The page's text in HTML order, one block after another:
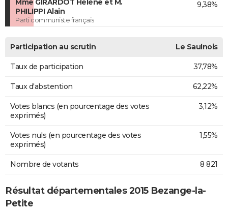
Mme GIRARDOT Hélène et M.
PHILIPPI Alain
Parti communiste français
9,38%
Participation au scrutin Le Saulnois
Taux de participation 37,78%
Taux d'abstention 62,22%
Votes blancs (en pourcentage des votes
exprimés)
3,12%
Votes nuls (en pourcentage des votes
exprimés)
1,55%
Nombre de votants 8 821
Résultat départementales 2015 Bezange-la-
Petite